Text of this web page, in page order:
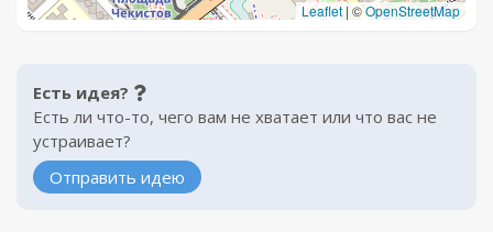
Leaflet|©OpenStreetMap
Есть идея?
Есть ли что-то, чего вам не хватает или что вас не
устраивает?
Отправить идею